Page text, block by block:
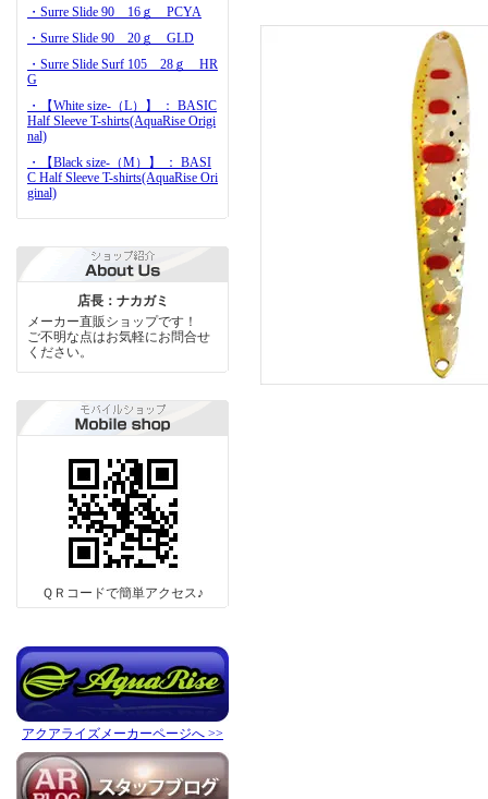
・Surre Slide 90 16ｇ PCYA
・Surre Slide 90 20ｇ GLD
・Surre Slide Surf 105 28ｇ HR
G
・【White size-（L）】 ： BASIC
Half Sleeve T-shirts(AquaRise Origi
nal)
・【Black size-（M）】 ： BASI
C Half Sleeve T-shirts(AquaRise Ori
ginal)
店長：ナカガミ
メーカー直販ショップです！
ご不明な点はお気軽にお問合せ
ください。
ＱＲコードで簡単アクセス♪
アクアライズメーカーページへ >>